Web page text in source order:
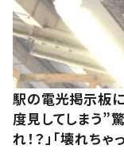
駅の電光掲示板
度見してしまう”
れ！？」「壊れちゃ